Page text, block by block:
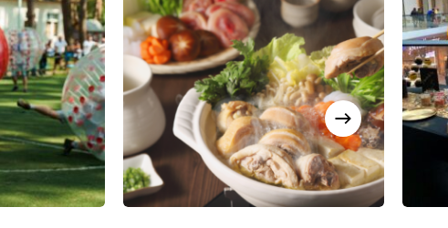
Votre panier est vide.
Go To Shop